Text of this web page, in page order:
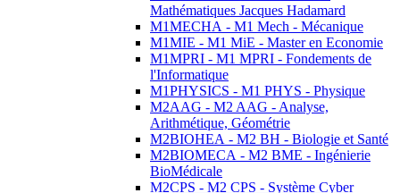
Mathématiques Jacques Hadamard
M1MECHA - M1 Mech - Mécanique
M1MIE - M1 MiE - Master en Economie
M1MPRI - M1 MPRI - Fondements de
l'Informatique
M1PHYSICS - M1 PHYS - Physique
M2AAG - M2 AAG - Analyse,
Arithmétique, Géométrie
M2BIOHEA - M2 BH - Biologie et Santé
M2BIOMECA - M2 BME - Ingénierie
BioMédicale
M2CPS - M2 CPS - Système Cyber